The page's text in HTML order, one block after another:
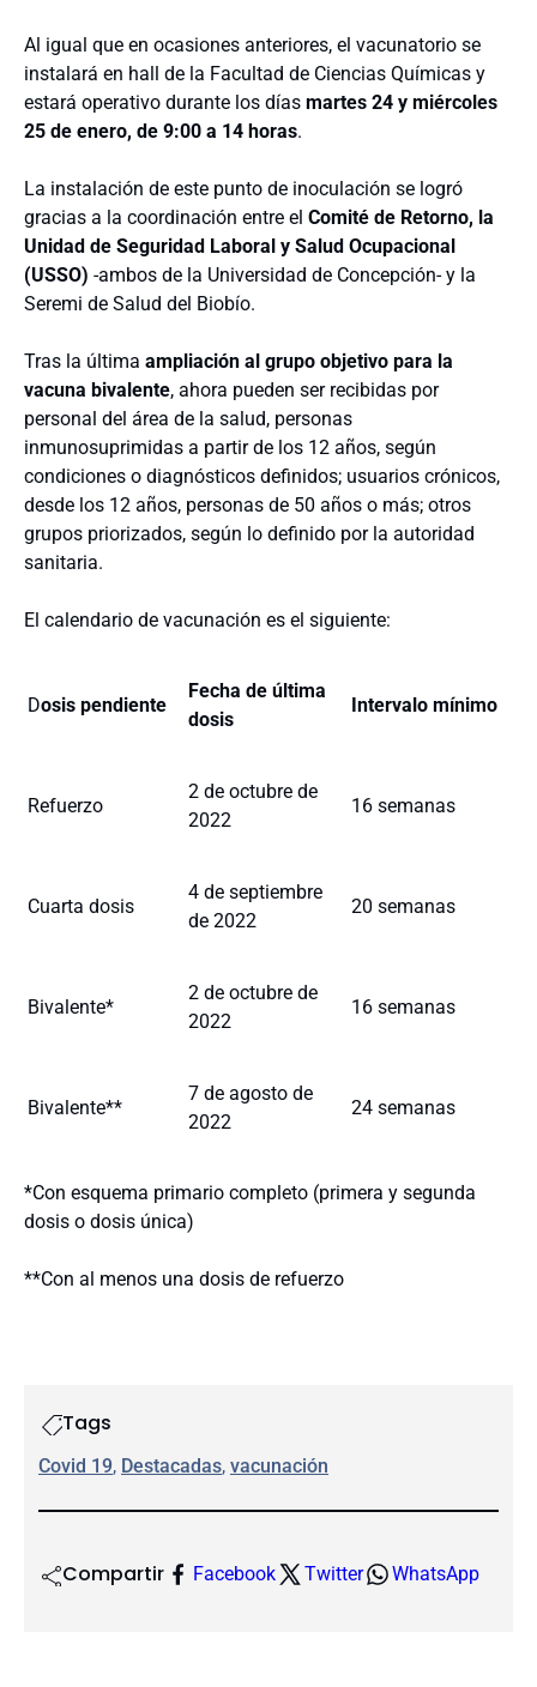
Al igual que en ocasiones anteriores, el vacunatorio se
instalará en hall de la Facultad de Ciencias Químicas y
estará operativo durante los días martes 24 y miércoles
25 de enero, de 9:00 a 14 horas.
La instalación de este punto de inoculación se logró
gracias a la coordinación entre el Comité de Retorno, la
Unidad de Seguridad Laboral y Salud Ocupacional
(USSO) -ambos de la Universidad de Concepción- y la
Seremi de Salud del Biobío.
Tras la última ampliación al grupo objetivo para la
vacuna bivalente, ahora pueden ser recibidas por
personal del área de la salud, personas
inmunosuprimidas a partir de los 12 años, según
condiciones o diagnósticos definidos; usuarios crónicos,
desde los 12 años, personas de 50 años o más; otros
grupos priorizados, según lo definido por la autoridad
sanitaria.
El calendario de vacunación es el siguiente:
Dosis pendiente
Fecha de última
dosis
Intervalo mínimo
Refuerzo
2 de octubre de
2022
16 semanas
Cuarta dosis
4 de septiembre
de 2022
20 semanas
Bivalente*
2 de octubre de
2022
16 semanas
Bivalente**
7 de agosto de
2022
24 semanas
*Con esquema primario completo (primera y segunda
dosis o dosis única)
**Con al menos una dosis de refuerzo
Tags
Covid 19, Destacadas, vacunación
Compartir Facebook Twitter WhatsApp